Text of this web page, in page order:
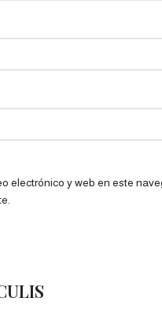
electrónico y web en este